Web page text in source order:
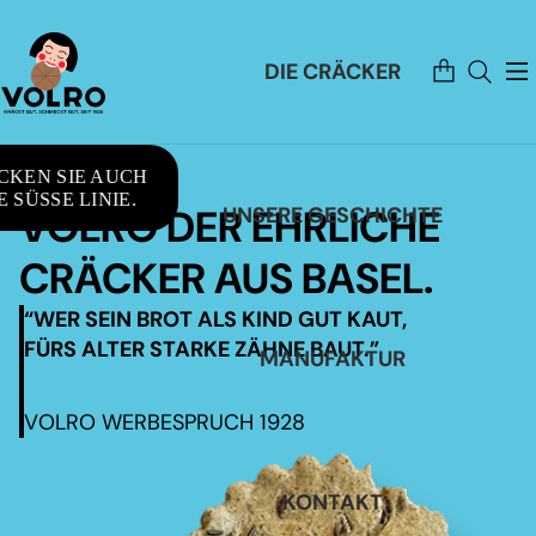
DIE CRÄCKER
UNSERE GESCHICHTE
MANUFAKTUR
KONTAKT
Artikel
im
Warenkorb
SIE AUCH
SÜSSE LINIE.
VOLRO DER EHRLICHE
CRÄCKER AUS BASEL.
“WER SEIN BROT ALS KIND GUT KAUT,
FÜRS ALTER STARKE ZÄHNE BAUT.”
VOLRO WERBESPRUCH 1928